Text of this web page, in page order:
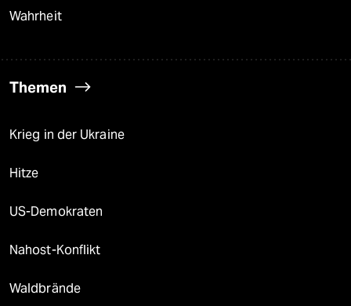
Wahrheit
Themen
Krieg in der Ukraine
Hitze
US-Demokraten
Nahost-Konflikt
Waldbrände